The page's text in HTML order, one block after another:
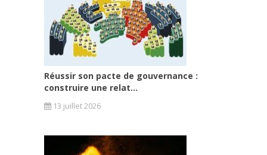
Réussir son pacte de gouvernance :
construire une relat...
13 juillet 2026